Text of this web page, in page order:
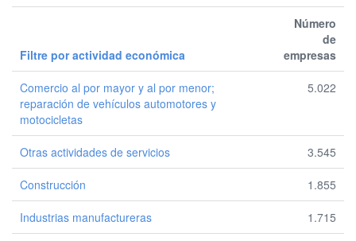
Filtre por actividad económica
Número
de
empresas
Comercio al por mayor y al por menor;
reparación de vehículos automotores y
motocicletas
5.022
Otras actividades de servicios 3.545
Construcción 1.855
Industrias manufactureras 1.715